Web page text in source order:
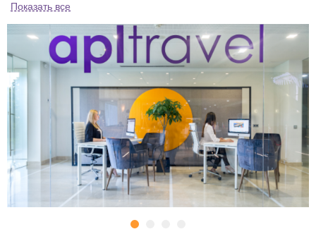
Показать все